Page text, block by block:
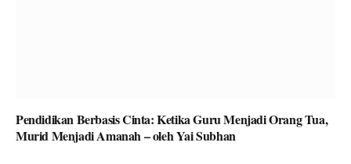
Pendidikan Berbasis Cinta: Ketika Guru Menjadi Orang Tua,
Murid Menjadi Amanah – oleh Yai Subhan